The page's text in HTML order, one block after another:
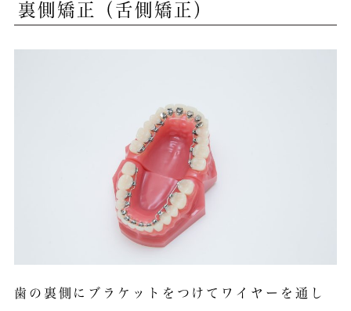
裏側矯正（舌側矯正）
歯の裏側にブラケットをつけてワイヤーを通し